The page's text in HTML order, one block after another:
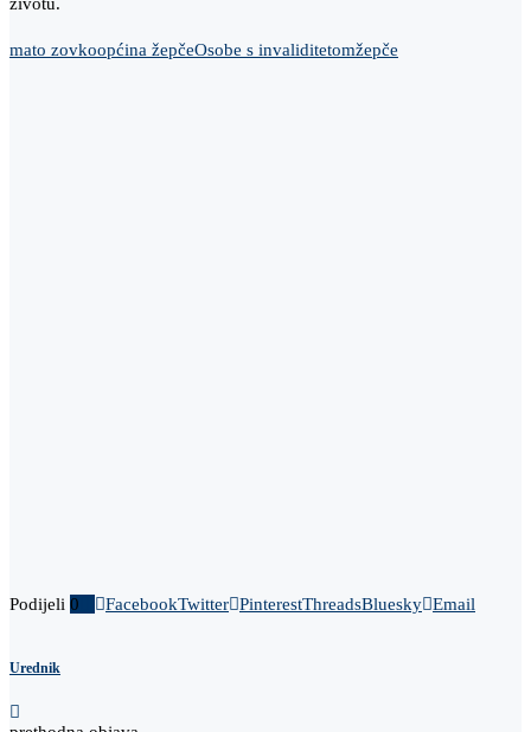
životu.
mato zovkoopćina žepčeOsobe s invaliditetomžepče
Podijeli 0 FacebookTwitter PinterestThreadsBluesky Email
Urednik